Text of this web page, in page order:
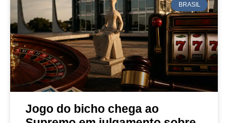
BRASIL
Jogo do bicho chega ao